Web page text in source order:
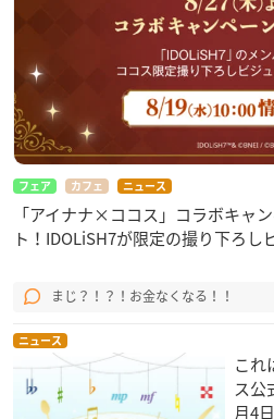
フェア カフェ ニュース
「アイナナ×ココス」コラボキャ
ト！IDOLiSH7が限定の撮り下ろし
まじ？！？！お金なくなる！！
ニュース
これ
ス公
月4